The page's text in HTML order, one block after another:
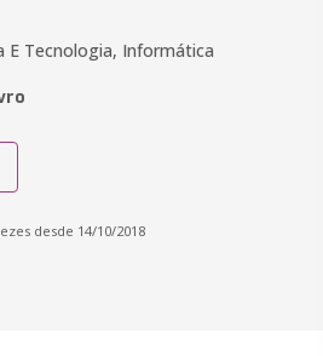
E Tecnologia, Informática
desde 14/10/2018